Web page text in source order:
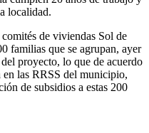
localidad.
de viviendas Sol de
familias que se agrupan, ayer
proyecto, lo que de acuerdo
en las RRSS del municipio,
de subsidios a estas 200